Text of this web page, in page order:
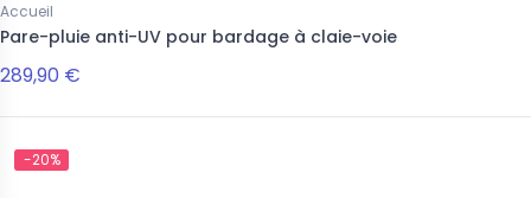
Accueil
Pare-pluie anti-UV pour bardage à claie-voie
289,90 €
-20%